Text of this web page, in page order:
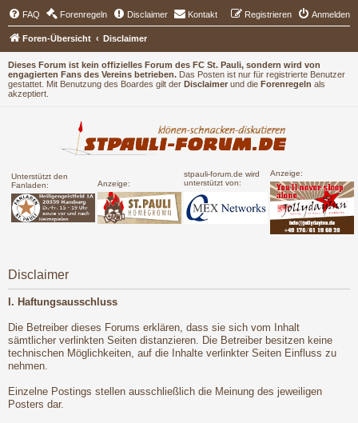
Dieses Forum ist kein offizielles Forum des FC St. Pauli, sondern wird von
engagierten Fans des Vereins betrieben. Das Posten ist nur für registrierte Benutzer
gestattet. Mit Benutzung des Boardes gilt der Disclaimer und die Forenregeln als
akzeptiert.
Unterstützt den
Fanladen:
Anzeige:
stpauli-forum.de wird
unterstützt von:
Anzeige:
FAQ Forenregeln Disclaimer Kontakt Anmelden
Registrieren
Foren-Übersicht Disclaimer
Disclaimer
I. Haftungsausschluss
Die Betreiber dieses Forums erklären, dass sie sich vom Inhalt
sämtlicher verlinkten Seiten distanzieren. Die Betreiber besitzen keine
technischen Möglichkeiten, auf die Inhalte verlinkter Seiten Einfluss zu
nehmen.
Einzelne Postings stellen ausschließlich die Meinung des jeweiligen
Posters dar.